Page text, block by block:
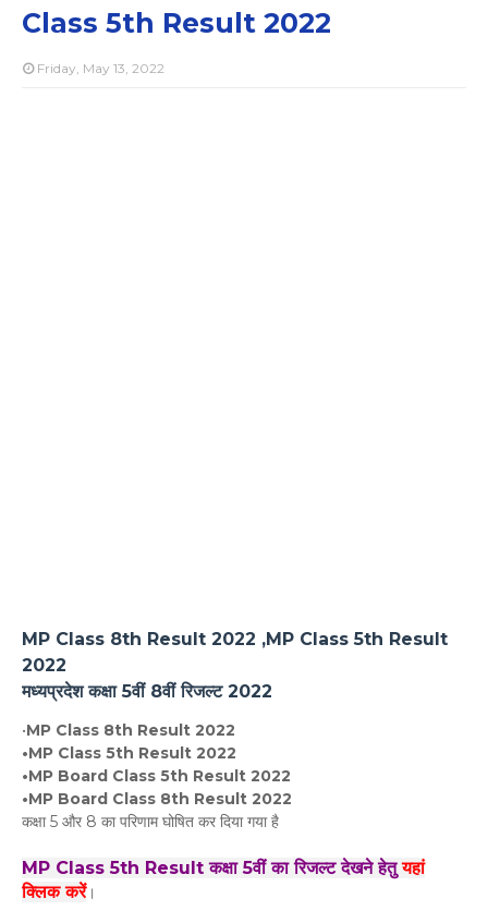
Class 5th Result 2022
Friday, May 13, 2022
MP Class 8th Result 2022 ,MP Class 5th Result
2022
मध्यप्रदेश कक्षा 5वीं 8वीं रिजल्ट 2022
•MP Class 8th Result 2022
•MP Class 5th Result 2022
•MP Board Class 5th Result 2022
•MP Board Class 8th Result 2022
कक्षा 5 और 8 का परिणाम घोषित कर दिया गया है
MP Class 5th Result कक्षा 5वीं का रिजल्ट देखने हेतुयहां
क्लिक करें।